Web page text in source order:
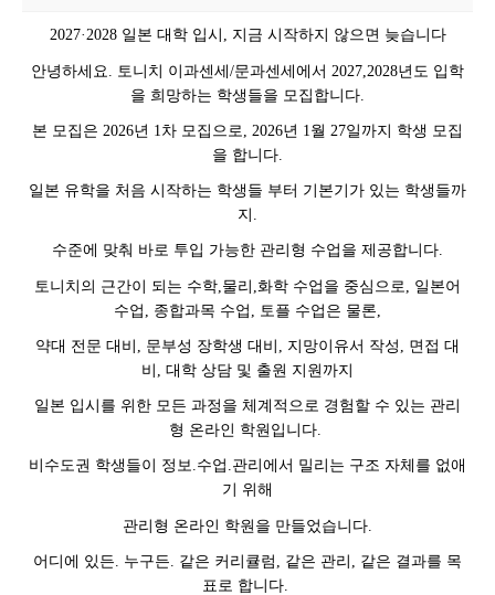
2027·2028 일본 대학 입시, 지금 시작하지 않으면 늦습니다
안녕하세요. 토니치 이과센세/문과센세에서 2027,2028년도 입학
을 희망하는 학생들을 모집합니다.
본 모집은 2026년 1차 모집으로, 2026년 1월 27일까지 학생 모집
을 합니다.
일본 유학을 처음 시작하는 학생들 부터 기본기가 있는 학생들까
지.
수준에 맞춰 바로 투입 가능한 관리형 수업을 제공합니다.
토니치의 근간이 되는 수학,물리,화학 수업을 중심으로, 일본어
수업, 종합과목 수업, 토플 수업은 물론,
약대 전문 대비, 문부성 장학생 대비, 지망이유서 작성, 면접 대
비, 대학 상담 및 출원 지원까지
일본 입시를 위한 모든 과정을 체계적으로 경험할 수 있는 관리
형 온라인 학원입니다.
비수도권 학생들이 정보.수업.관리에서 밀리는 구조 자체를 없애
기 위해
관리형 온라인 학원을 만들었습니다.
어디에 있든. 누구든. 같은 커리큘럼, 같은 관리, 같은 결과를 목
표로 합니다.